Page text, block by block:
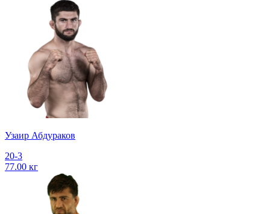
Узаир Абдураков
20-3
77.00 кг